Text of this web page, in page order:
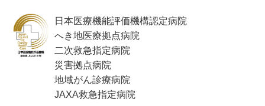
日本医療機能評価機構認定病院
へき地医療拠点病院
二次救急指定病院
災害拠点病院
地域がん診療病院
JAXA救急指定病院